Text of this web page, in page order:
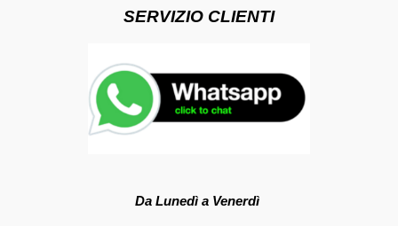
SERVIZIO CLIENTI
Da Lunedì a Venerdì